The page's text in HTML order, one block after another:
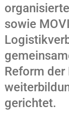
sowie
Reform
gerichtet.